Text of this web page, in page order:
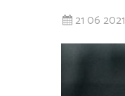
21 06 2021